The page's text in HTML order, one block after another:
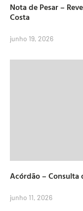
Nota de Pesar –
Costa
junho 19, 2026
Acórdão – Consulta
junho 11, 2026